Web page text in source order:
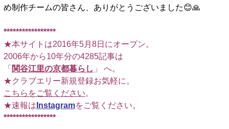
め制作チームの皆さん、ありがとうございました😊🙏
*****************
★本サイトは2016年5月8日にオープン。
2006年から10年分の4285記事は
「 関谷江里の京都暮らし 」 へ。
★クラブエリー新規登録お気軽に。
こちらをご覧ください。
★速報は Instagramをご覧ください。
*****************